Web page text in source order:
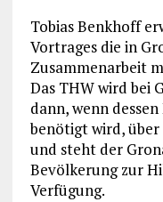
Tobias Benkhoff
Vortrages die in
Zusammenarbeit
Das THW wird bei
dann, wenn
benötigt wird,
und steht der
Bevölkerung zur
Verfügung.